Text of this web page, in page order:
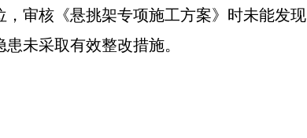
审核《悬挑架专项施工方案》时未能发现
未采取有效整改措施。